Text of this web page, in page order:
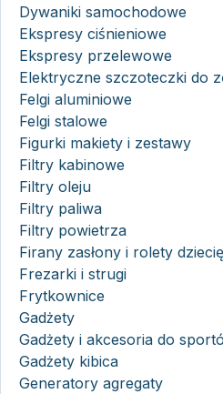
Dywaniki samochodowe
Ekspresy ciśnieniowe
Ekspresy przelewowe
Elektryczne szczoteczki do
Felgi aluminiowe
Felgi stalowe
Figurki makiety i zestawy
Filtry kabinowe
Filtry oleju
Filtry paliwa
Filtry powietrza
Firany zasłony i rolety
Frezarki i strugi
Frytkownice
Gadżety
Gadżety i akcesoria do
Gadżety kibica
Generatory agregaty